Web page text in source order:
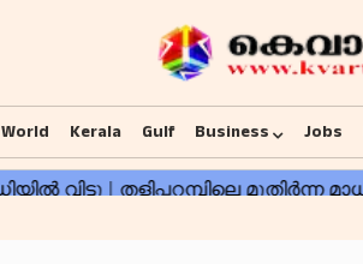
World Kerala Gulf Business Jobs